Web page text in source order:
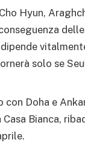
Hyun,
solo se
con Doha e
Bianca,